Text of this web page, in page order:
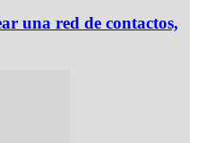
una red de contactos,